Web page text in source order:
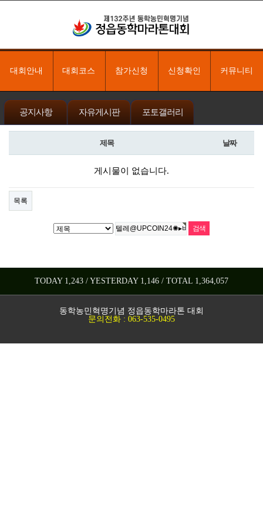
대회안내 대회코스 참가신청 신청확인 커뮤니티
공지사항 자유게시판 포토갤러리
제목 날짜
게시물이 없습니다.
목록
TODAY 1,243 / YESTERDAY 1,146 / TOTAL 1,364,057
동학농민혁명기념 정읍동학마라톤 대회
문의전화 : 063-535-0495